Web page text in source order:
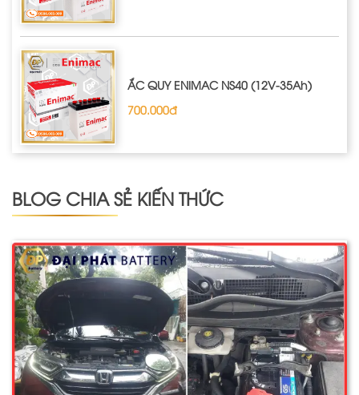
ẮC QUY ENIMAC NS40 (12V-35Ah)
700.000đ
BLOG CHIA SẺ KIẾN THỨC